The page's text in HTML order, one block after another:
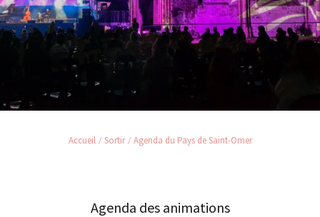
Accueil Sortir Agenda du Pays de Saint-Omer
Agenda des animations